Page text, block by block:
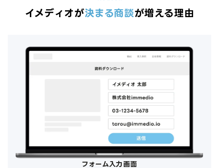
イメディオが決まる商談が増える理由
フォーム入力画面